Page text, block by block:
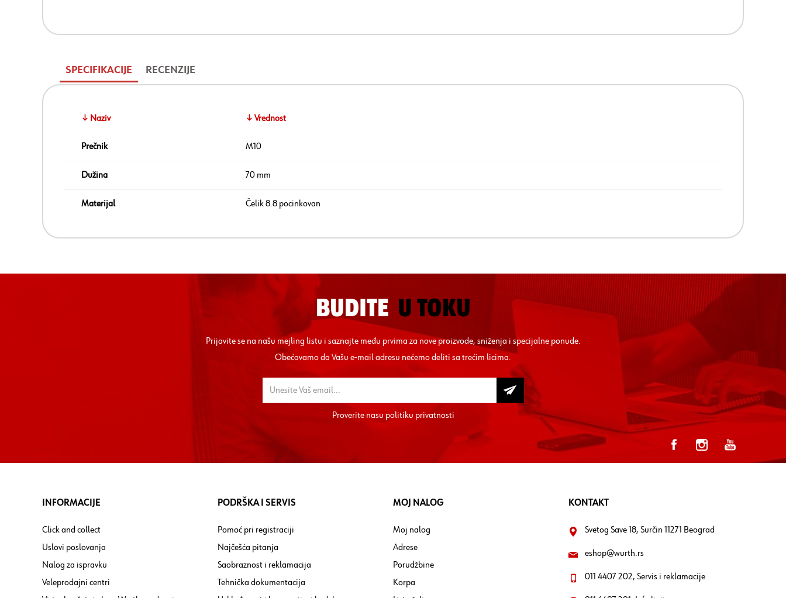
SPECIFIKACIJE RECENZIJE
↓ Naziv ↓ Vrednost
Prečnik M10
Dužina 70 mm
Materijal Čelik 8.8 pocinkovan
BUDITE U TOKU
Prijavite se na našu mejling listu i saznajte među prvima za nove proizvode, sniženja i specijalne ponude.
Obećavamo da Vašu e-mail adresu nećemo deliti sa trećim licima.
Proverite nasupolitiku privatnosti
INFORMACIJE
Click and collect
Uslovi poslovanja
Nalog za ispravku
Veleprodajni centri
PODRŠKA I SERVIS
Pomoć pri registraciji
Najčešća pitanja
Saobraznost i reklamacija
Tehnička dokumentacija
MOJ NALOG
Moj nalog
Adrese
Porudžbine
Korpa
KONTAKT
Svetog Save 18, Surčin 11271 Beograd
eshop@wurth.rs
011 4407 202, Servis i reklamacije